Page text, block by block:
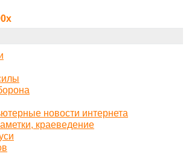
новости интернета
краеведение